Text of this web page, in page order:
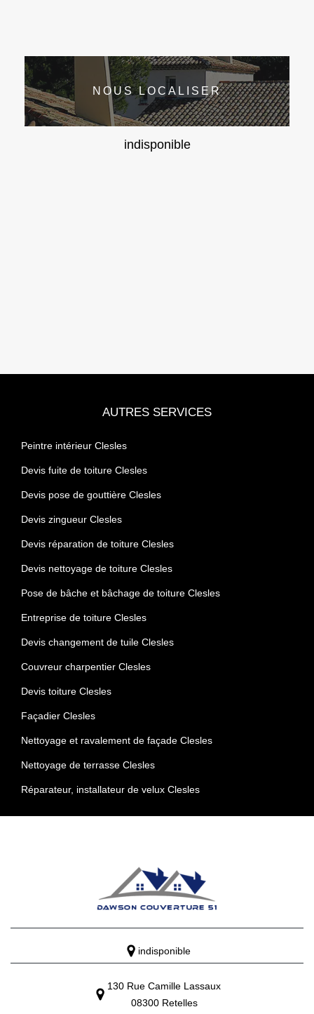
NOUS LOCALISER
indisponible
AUTRES SERVICES
Peintre intérieur Clesles
Devis fuite de toiture Clesles
Devis pose de gouttière Clesles
Devis zingueur Clesles
Devis réparation de toiture Clesles
Devis nettoyage de toiture Clesles
Pose de bâche et bâchage de toiture Clesles
Entreprise de toiture Clesles
Devis changement de tuile Clesles
Couvreur charpentier Clesles
Devis toiture Clesles
Façadier Clesles
Nettoyage et ravalement de façade Clesles
Nettoyage de terrasse Clesles
Réparateur, installateur de velux Clesles
indisponible
130 Rue Camille Lassaux
08300 Retelles